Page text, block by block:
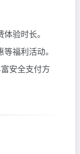
验时长。
福利活动。
安全支付方